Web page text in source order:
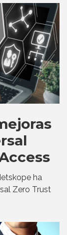
ha
Zero Trust